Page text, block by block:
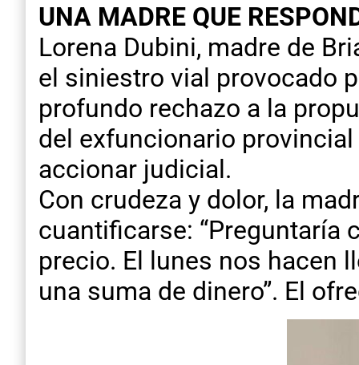
UNA MADRE QUE
Lorena Dubini, madre de
el siniestro vial provocado
profundo rechazo a la
del exfuncionario
accionar judicial.
Con crudeza y dolor, la
cuantificarse: “Preguntaría
precio. El lunes nos hacen
una suma de dinero”. El